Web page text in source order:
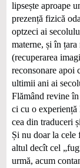
lipsește aproape
prezență fizică
optzeci ai
materne, și în
(recuperarea
reconsonare apoi
ultimii ani ai
Flămând revine
ci cu o experiență
cea din traduceri
Și nu doar la
altul decît cel
urmă, acum